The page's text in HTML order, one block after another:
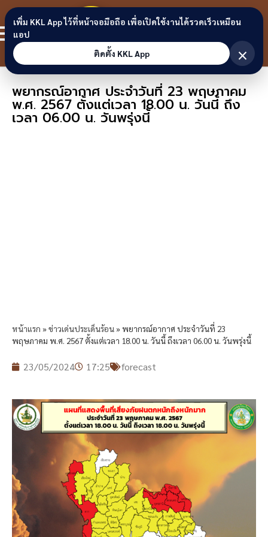
Skip to content
ขอนแก่น
ลิงก์
พยากรณ์อากาศ ประจำวันที่ 23 พฤษภาคม
พ.ศ. 2567 ตั้งแต่เวลา 18.00 น. วันนี้ ถึง
เวลา 06.00 น. วันพรุ่งนี้
หน้าแรก »ข่าวเด่นประเด็นร้อน» พยากรณ์อากาศ ประจำวันที่ 23
พฤษภาคม พ.ศ. 2567 ตั้งแต่เวลา 18.00 น. วันนี้ ถึงเวลา 06.00 น. วันพรุ่งนี้
23/05/2024 17:25 forecast
เพิ่ม KKL App ไว้ที่หน้าจอมือถือ เพื่อเปิดใช้งานได้รวดเร็วเหมือน
แอป
ติดตั้ง KKL App
×